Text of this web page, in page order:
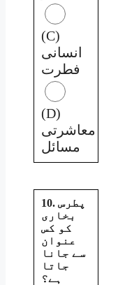
(C)
انسانی
فطرت
(D)
معاشرتی
مسائل
10. پطرس
بخاری
کو کس
عنوان
سے جانا
جاتا
ہے؟